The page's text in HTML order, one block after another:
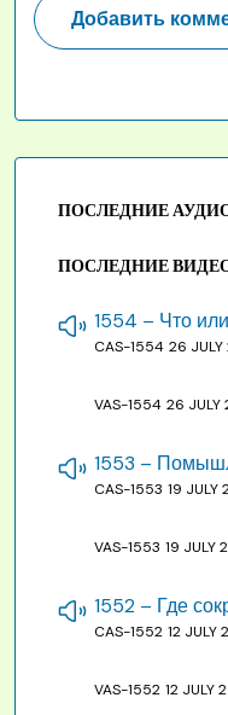
ПОСЛЕДНИЕ
ПОСЛЕДНИЕ
CAS-1554 26
VAS-1554 26 JULY
CAS-1553 19 JULY
VAS-1553 19 JULY
CAS-1552 12 JULY
VAS-1552 12 JULY